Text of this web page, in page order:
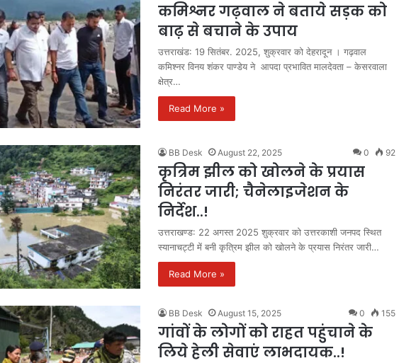
कमिश्नर गढ़वाल ने बताये सड़क को
बाढ़ से बचाने के उपाय
उत्तराखंड: 19 सितंबर. 2025, शुक्रवार को देहरादून । गढ़वाल
कमिश्नर विनय शंकर पाण्डेय ने आपदा प्रभावित मालदेवता – केसरवाला
क्षेत्र…
Read More »
BB Desk August 22, 2025 0 92
कृत्रिम झील को खोलने के प्रयास
निरंतर जारी; चैनेलाइजेशन के
निर्देश..!
उत्तराखण्ड: 22 अगस्त 2025 शुक्रवार को उत्तरकाशी जनपद स्थित
स्यानाचट्टी में बनी कृत्रिम झील को खोलने के प्रयास निरंतर जारी…
Read More »
BB Desk August 15, 2025 0 155
गांवों के लोगों को राहत पहुंचाने के
लिये हेली सेवाएं लाभदायक..!